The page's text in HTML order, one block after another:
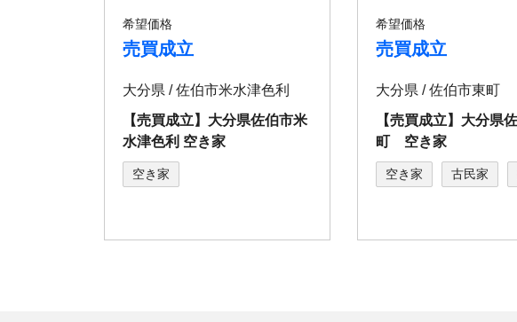
希望価格
売買成立
大分県 / 佐伯市米水津色利
【売買成立】大分県佐伯市米
水津色利 空き家
空き家
希望価格
売買成立
大分県 / 佐伯市東町
【売買成立】大分県
町 空き家
空き家 古民家